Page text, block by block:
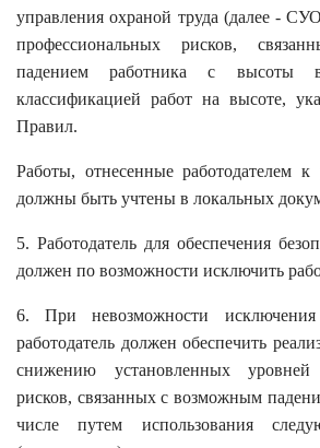
управления охраной труда (далее -
профессиональных рисков,
падением работника с высоты
классификацией работ на высоте,
Правил.
Работы, отнесенные работодателем
должны быть учтены в локальных
5. Работодатель для обеспечения
должен по возможности исключить
6. При невозможности
работодатель должен обеспечить
снижению установленных уровней
рисков, связанных с возможным
числе путем использования